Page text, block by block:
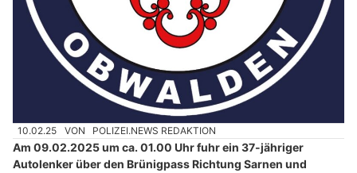
10.02.25 VON POLIZEI.NEWS REDAKTION
Am 09.02.2025 um ca. 01.00 Uhr fuhr ein 37-jähriger
Autolenker über den Brünigpass Richtung Sarnen und